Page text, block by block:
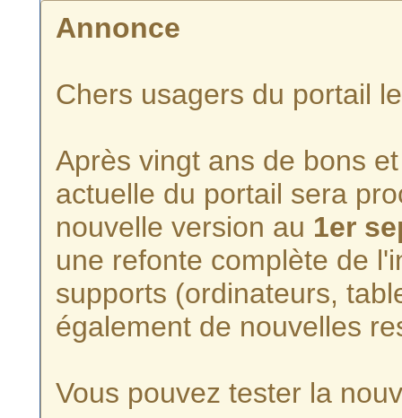
Annonce
Chers usagers du portail
Après vingt ans de bons
actuelle du portail sera
nouvelle version au 1er
une refonte complète de
supports (ordinateurs,
également de nouvelles
Vous pouvez tester la